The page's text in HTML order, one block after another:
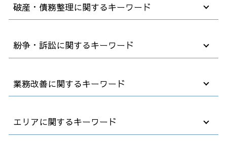
就業規則 不利益変更
弁護士 契約
ハラスメント 弊害
契約書の確認
カスタマーハラスメント とは
契約書 作成
企業法務 顧問弁護士
退職 人事 相談
事業譲渡 手続き
m&a デメリット
コンサル m&a
m&a 子会社
m&a 株式 譲渡
m&a 会社法
m&a 流れ
m&a 事業譲渡
破産・債務整理に関するキーワード
借金 債務整理 事務所
企業 破産
任意整理 住宅ローン
任意整理 クレジットカード
社長 自己破産
破産 個人事業主
紛争・訴訟に関するキーワード
懲戒解雇 処分
解雇 裁判
企業 紛争
雇用 解雇
業務改善に関するキーワード
コスト削減 業務改善
業務改善 生産性 向上
エリアに関するキーワード